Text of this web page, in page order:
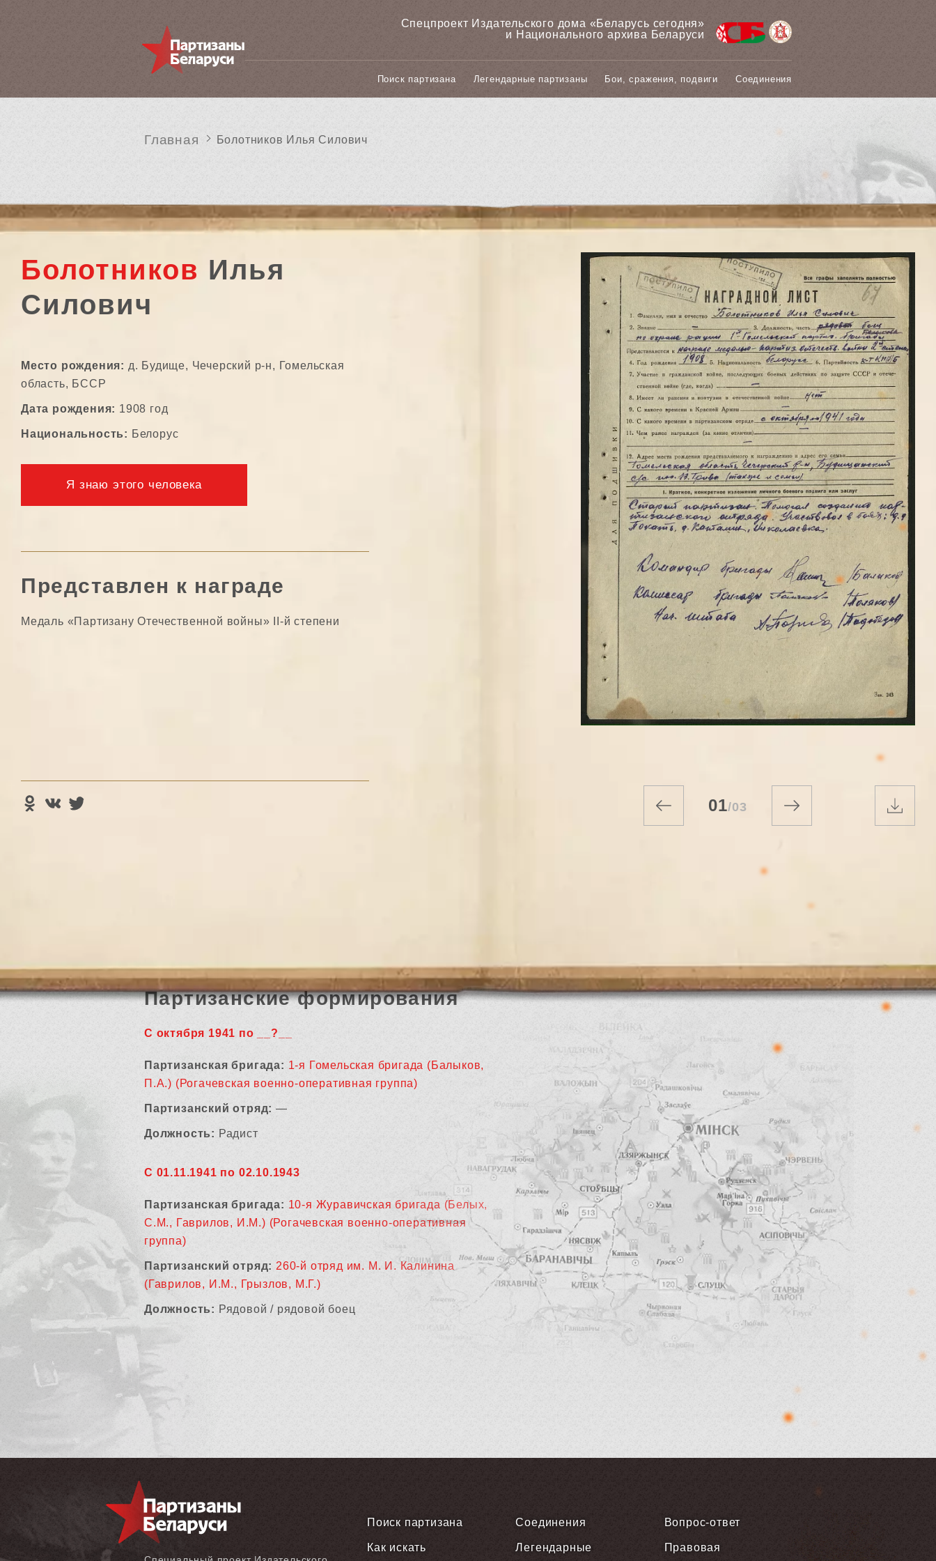
Спецпроект Издательского дома «‎Беларусь сегодня»
и Национального архива Беларуси
Поиск партизана Легендарные партизаны Бои, сражения, подвиги Соединения
Главная Болотников Илья Силович
Болотников Илья
Силович
Место рождения: д. Будище, Чечерский р-н, Гомельская
область, БССР
Дата рождения: 1908 год
Национальность: Белорус
Я знаю этого человека
Представлен к награде
Медаль «Партизану Отечественной войны» II-й степени
01/03
Партизанские формирования
С октября 1941 по __?__
Партизанская бригада: 1-я Гомельская бригада (Балыков,
П.А.) (Рогачевская военно-оперативная группа)
Партизанский отряд: —
Должность: Радист
С 01.11.1941 по 02.10.1943
Партизанская бригада: 10-я Журавичская бригада (Белых,
С.М., Гаврилов, И.М.) (Рогачевская военно-оперативная
группа)
Партизанский отряд: 260-й отряд им. М. И. Калинина
(Гаврилов, И.М., Грызлов, М.Г.)
Должность: Рядовой / рядовой боец
Поиск партизана
Как искать
Соединения
Легендарные
Вопрос-ответ
Правовая